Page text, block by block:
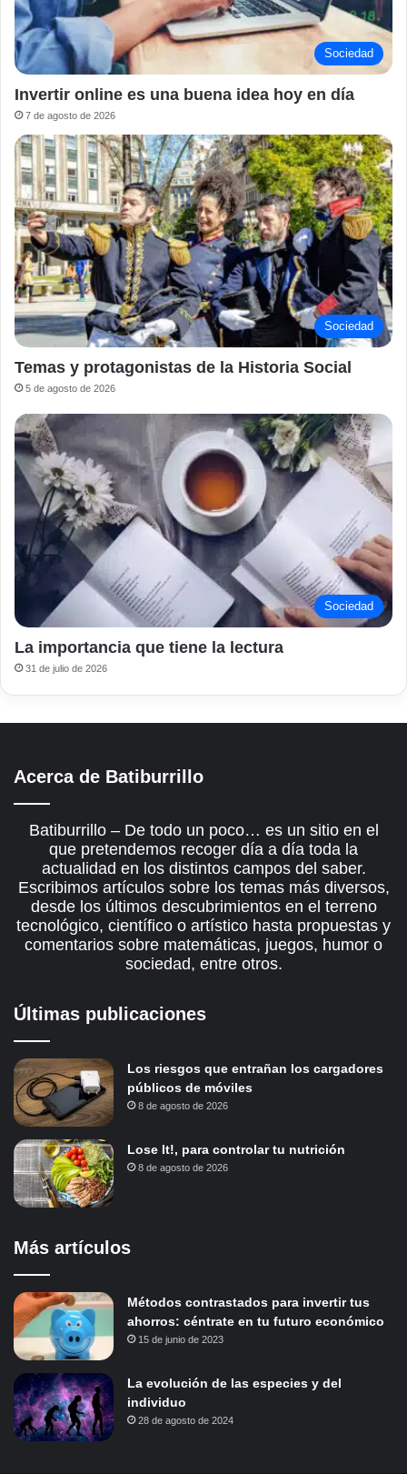
Sociedad
Invertir online es una buena idea hoy en día
7 de agosto de 2026
Sociedad
Temas y protagonistas de la Historia Social
5 de agosto de 2026
Sociedad
La importancia que tiene la lectura
31 de julio de 2026
Acerca de Batiburrillo
Batiburrillo – De todo un poco… es un sitio en el
que pretendemos recoger día a día toda la
actualidad en los distintos campos del saber.
Escribimos artículos sobre los temas más diversos,
desde los últimos descubrimientos en el terreno
tecnológico, científico o artístico hasta propuestas y
comentarios sobre matemáticas, juegos, humor o
sociedad, entre otros.
Últimas publicaciones
Los riesgos que entrañan los cargadores
públicos de móviles
8 de agosto de 2026
Lose It!, para controlar tu nutrición
8 de agosto de 2026
Más artículos
Métodos contrastados para invertir tus
ahorros: céntrate en tu futuro económico
15 de junio de 2023
La evolución de las especies y del
individuo
28 de agosto de 2024